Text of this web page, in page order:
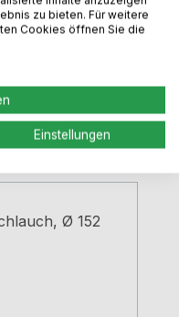
zu bieten. Für weitere
Cookies öffnen Sie die
Einstellungen